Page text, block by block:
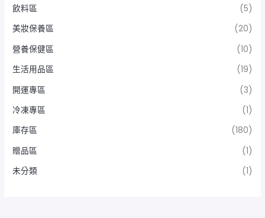
飲料區
(5)
美妝保養區
(20)
營養保健區
(10)
生活用品區
(19)
開運專區
(3)
冷凍專區
(1)
庫存區
(180)
贈品區
(1)
未分類
(1)